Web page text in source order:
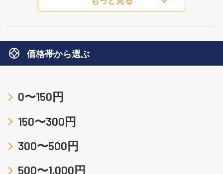
価格帯から選ぶ
0〜150円
150〜300円
300〜500円
500〜1,000円